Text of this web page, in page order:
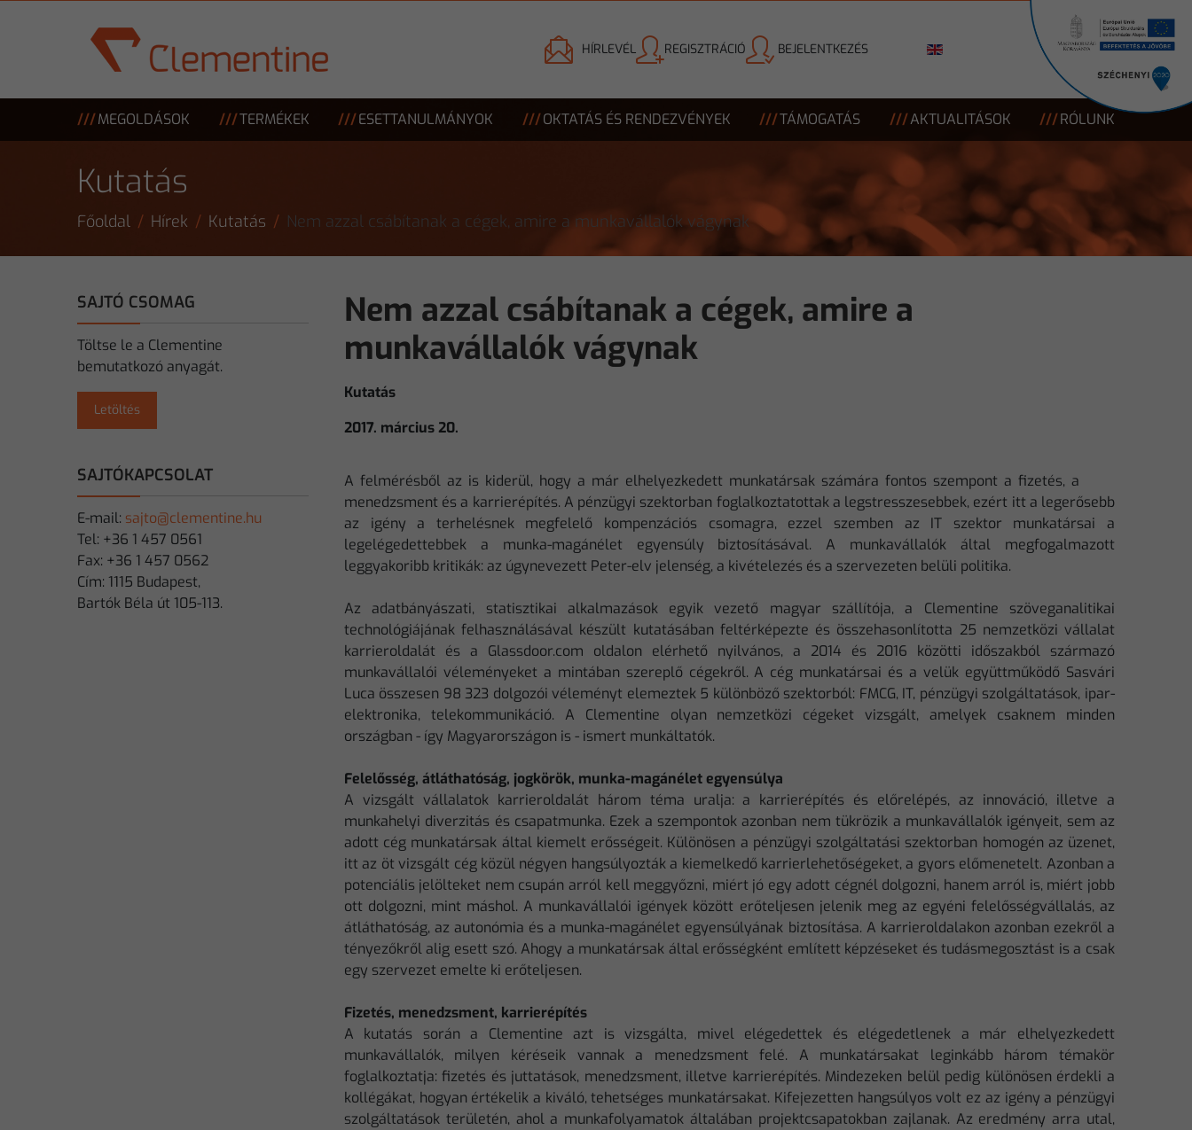
Skip to main content HÍRLEVÉL REGISZTRÁCIÓ BEJELENTKEZÉS
MEGOLDÁSOK TERMÉKEK ESETTANULMÁNYOK OKTATÁS ÉS RENDEZVÉNYEK TÁMOGATÁS AKTUALITÁSOK RÓLUNK
Kutatás
Főoldal Hírek Kutatás Nem azzal csábítanak a cégek, amire a munkavállalók vágynak
SAJTÓ CSOMAG
Töltse le a Clementine
bemutatkozó anyagát.
Letöltés
SAJTÓKAPCSOLAT
E-mail: sajto@clementine.hu
Tel: +36 1 457 0561
Fax: +36 1 457 0562
Cím: 1115 Budapest,
Bartók Béla út 105-113.
Nem azzal csábítanak a cégek, amire a
munkavállalók vágynak
Kutatás
2017. március 20.
A felmérésből az is kiderül, hogy a már elhelyezkedett munkatársak számára fontos szempont a fizetés, a
menedzsment és a karrierépítés. A pénzügyi szektorban foglalkoztatottak a legstresszesebbek, ezért itt a legerősebb
az igény a terhelésnek megfelelő kompenzációs csomagra, ezzel szemben az IT szektor munkatársai a
legelégedettebbek a munka-magánélet egyensúly biztosításával. A munkavállalók által megfogalmazott
leggyakoribb kritikák: az úgynevezett Peter-elv jelenség, a kivételezés és a szervezeten belüli politika.
Az adatbányászati, statisztikai alkalmazások egyik vezető magyar szállítója, a Clementine szöveganalitikai
technológiájának felhasználásával készült kutatásában feltérképezte és összehasonlította 25 nemzetközi vállalat
karrieroldalát és a Glassdoor.com oldalon elérhető nyilvános, a 2014 és 2016 közötti időszakból származó
munkavállalói véleményeket a mintában szereplő cégekről. A cég munkatársai és a velük együttműködő Sasvári
Luca összesen 98 323 dolgozói véleményt elemeztek 5 különböző szektorból: FMCG, IT, pénzügyi szolgáltatások, ipar-
elektronika, telekommunikáció. A Clementine olyan nemzetközi cégeket vizsgált, amelyek csaknem minden
országban - így Magyarországon is - ismert munkáltatók.
Felelősség, átláthatóság, jogkörök, munka-magánélet egyensúlya
A vizsgált vállalatok karrieroldalát három téma uralja: a karrierépítés és előrelépés, az innováció, illetve a
munkahelyi diverzitás és csapatmunka. Ezek a szempontok azonban nem tükrözik a munkavállalók igényeit, sem az
adott cég munkatársak által kiemelt erősségeit. Különösen a pénzügyi szolgáltatási szektorban homogén az üzenet,
itt az öt vizsgált cég közül négyen hangsúlyozták a kiemelkedő karrierlehetőségeket, a gyors előmenetelt. Azonban a
potenciális jelölteket nem csupán arról kell meggyőzni, miért jó egy adott cégnél dolgozni, hanem arról is, miért jobb
ott dolgozni, mint máshol. A munkavállalói igények között erőteljesen jelenik meg az egyéni felelősségvállalás, az
átláthatóság, az autonómia és a munka-magánélet egyensúlyának biztosítása. A karrieroldalakon azonban ezekről a
tényezőkről alig esett szó. Ahogy a munkatársak által erősségként említett képzéseket és tudásmegosztást is a csak
egy szervezet emelte ki erőteljesen.
Fizetés, menedzsment, karrierépítés
A kutatás során a Clementine azt is vizsgálta, mivel elégedettek és elégedetlenek a már elhelyezkedett
munkavállalók, milyen kéréseik vannak a menedzsment felé. A munkatársakat leginkább három témakör
foglalkoztatja: fizetés és juttatások, menedzsment, illetve karrierépítés. Mindezeken belül pedig különösen érdekli a
kollégákat, hogyan értékelik a kiváló, tehetséges munkatársakat. Kifejezetten hangsúlyos volt ez az igény a pénzügyi
szolgáltatások területén, ahol a munkafolyamatok általában projektcsapatokban zajlanak. Az eredmény arra utal,